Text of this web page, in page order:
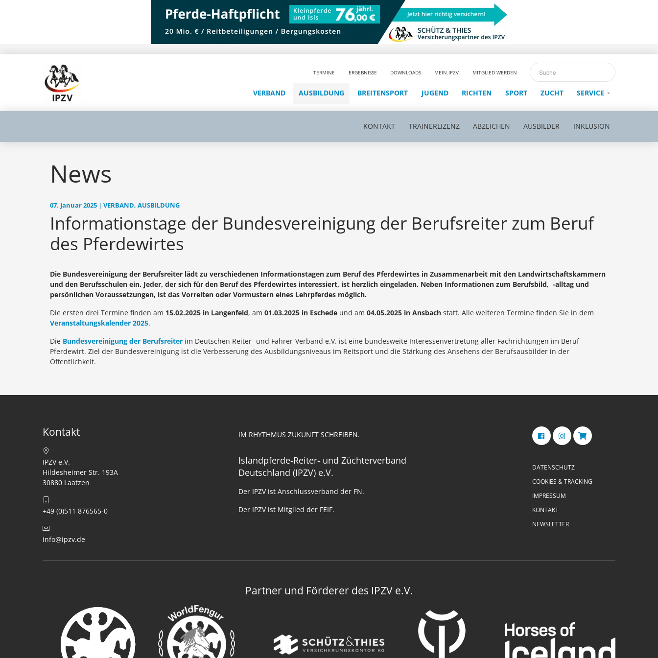
TERMINE ERGEBNISSE DOWNLOADS MEIN.IPZV MITGLIED WERDEN
VERBAND AUSBILDUNG BREITENSPORT JUGEND RICHTEN SPORT ZUCHT SERVICE
KONTAKT TRAINERLIZENZ ABZEICHEN AUSBILDER INKLUSION
News
07. Januar 2025 | VERBAND, AUSBILDUNG
Informationstage der Bundesvereinigung der Berufsreiter zum Beruf
des Pferdewirtes
Die Bundesvereinigung der Berufsreiter lädt zu verschiedenen Informationstagen zum Beruf des Pferdewirtes in Zusammenarbeit mit den Landwirtschaftskammern
und den Berufsschulen ein. Jeder, der sich für den Beruf des Pferdewirtes interessiert, ist herzlich eingeladen. Neben Informationen zum Berufsbild, -alltag und
persönlichen Voraussetzungen, ist das Vorreiten oder Vormustern eines Lehrpferdes möglich.
Die ersten drei Termine finden am 15.02.2025 in Langenfeld, am 01.03.2025 in Eschede und am 04.05.2025 in Ansbach statt. Alle weiteren Termine finden Sie in dem
Veranstaltungskalender 2025.
Die Bundesvereinigung der Berufsreiter im Deutschen Reiter- und Fahrer-Verband e.V. ist eine bundesweite Interessenvertretung aller Fachrichtungen im Beruf
Pferdewirt. Ziel der Bundesvereinigung ist die Verbesserung des Ausbildungsniveaus im Reitsport und die Stärkung des Ansehens der Berufsausbilder in der
Öffentlichkeit.
Kontakt
IPZV e.V.
Hildesheimer Str. 193A
30880 Laatzen
+49 (0)511 876565-0
info@ipzv.de
IM RHYTHMUS ZUKUNFT SCHREIBEN.
Islandpferde-Reiter- und Züchterverband
Deutschland (IPZV) e.V.
Der IPZV ist Anschlussverband der FN.
Der IPZV ist Mitglied der FEIF.
DATENSCHUTZ
COOKIES & TRACKING
IMPRESSUM
KONTAKT
NEWSLETTER
Partner und Förderer des IPZV e.V.